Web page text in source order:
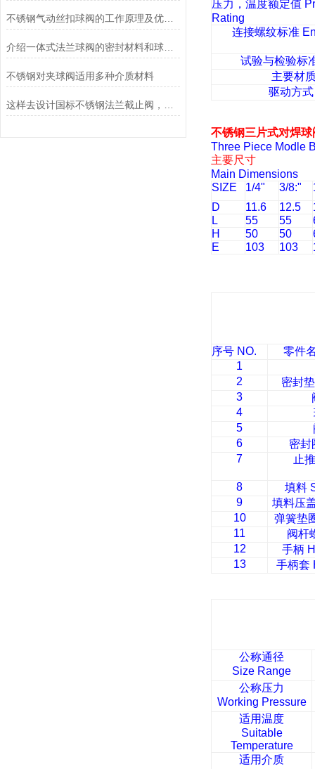
不锈钢气动丝扣球阀的工作原理及优点说明
介绍一体式法兰球阀的密封材料和球体支撑方式
不锈钢对夹球阀适用多种介质材料
压力，温度额定值
Rating
连接螺纹标准
试验与检验标
主要材
驱动方式
不锈钢三片式对焊
Three Piece Modle
主要尺寸
Main Dimensions
SIZE
1/4" 3/8:"
D
11.6 12.5
L
55 55
H
50 50
E
103 103
序号 NO.
零件
1
2
密封垫
3
4
5
6
密封
7
止
8 填料
9
填料压
10
弹簧垫
11
阀杆
12
手柄
13
手柄套
公称通径
Size Range
公称压力
Working Pressure
适用温度
Suitable
Temperature
适用介质